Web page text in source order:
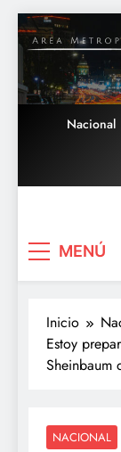
Saltar
al
contenido
Nacional
MENÚ
Inicio
Estoy
Sheinbaum
NACIONAL